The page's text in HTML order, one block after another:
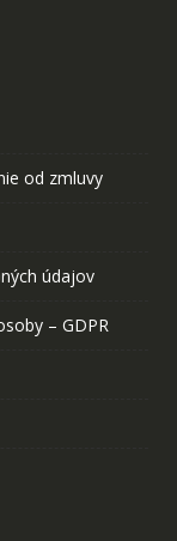
od zmluvy
údajov
– GDPR